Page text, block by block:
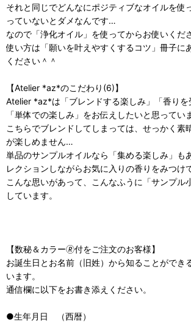
それと同じでどんなにポジティブなオイルを使
っていないとダメなんです…
なので「浄化オイル」を使ってからお使いくだ
使い方は「願いを叶えやすくするコツ」冊子に
ください＾＾
【Atelier *az*のこだわり(6)】
Atelier *az*は「ブレンドする楽しみ」「香りを
「単体での楽しみ」をお伝えしたいと思ってい
こちらでブレンドしてしまっては、せっかく素
が楽しめません…
単品のサンプルオイルなら「集める楽しみ」も
レクションしながらお気に入りの香りをみつけ
こんな思いがあって、こんなふうに「サンプル
しています。
【数秘＆カラー🄬付をご注文のお客様】
お誕生日とお名前（旧姓）から知ることができ
います。
通信欄に以下をお書き添えください。
●生年月日 （西暦）